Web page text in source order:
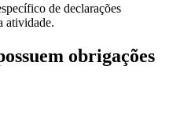
de declarações
atividade.
obrigações